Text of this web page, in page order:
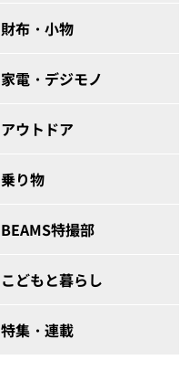
財布・小物
家電・デジモノ
アウトドア
乗り物
BEAMS特撮部
こどもと暮らし
特集・連載